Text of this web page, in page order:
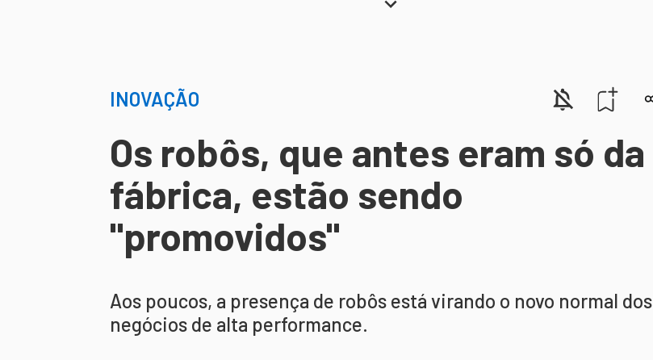
INOVAÇÃO
Os robôs, que antes eram só da
fábrica, estão sendo
"promovidos"
Aos poucos, a presença de robôs está virando o novo normal dos
negócios de alta performance.